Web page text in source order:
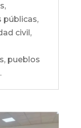
públicas,
civil,
pueblos